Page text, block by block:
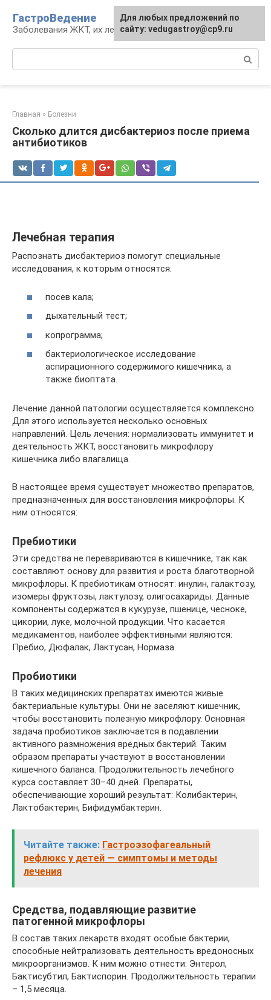
контенту
ГастроВедение
Заболевания ЖКТ, их лечение и профилактика
Главная » Болезни
Сколько длится дисбактериоз после приема
антибиотиков
Лечебная терапия
Распознать дисбактериоз помогут специальные
исследования, к которым относятся:
посев кала;
дыхательный тест;
копрограмма;
бактериологическое исследование
аспирационного содержимого кишечника, а
также биоптата.
Лечение данной патологии осуществляется комплексно.
Для этого используется несколько основных
направлений. Цель лечения: нормализовать иммунитет и
деятельность ЖКТ, восстановить микрофлору
кишечника либо влагалища.
В настоящее время существует множество препаратов,
предназначенных для восстановления микрофлоры. К
ним относятся:
Пребиотики
Эти средства не перевариваются в кишечнике, так как
составляют основу для развития и роста благотворной
микрофлоры. К пребиотикам относят: инулин, галактозу,
изомеры фруктозы, лактулозу, олигосахариды. Данные
компоненты содержатся в кукурузе, пшенице, чесноке,
цикории, луке, молочной продукции. Что касается
медикаментов, наиболее эффективными являются:
Пребио, Дюфалак, Лактусан, Нормаза.
Пробиотики
В таких медицинских препаратах имеются живые
бактериальные культуры. Они не заселяют кишечник,
чтобы восстановить полезную микрофлору. Основная
задача пробиотиков заключается в подавлении
активного размножения вредных бактерий. Таким
образом препараты участвуют в восстановлении
кишечного баланса. Продолжительность лечебного
курса составляет 30–40 дней. Препараты,
обеспечивающие хороший результат: Колибактерин,
Лактобактерин, Бифидумбактерин.
Читайте также: Гастроэзофагеальный
рефлюкс у детей — симптомы и методы
лечения
Средства, подавляющие развитие
патогенной микрофлоры
В состав таких лекарств входят особые бактерии,
способные нейтрализовать деятельность вредоносных
микроорганизмов. К ним можно отнести: Энтерол,
Бактисубтил, Бактиспорин. Продолжительность терапии
– 1,5 месяца.
Для любых предложений по
сайту: vedugastroy@cp9.ru